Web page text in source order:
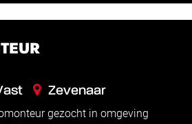
Zevenaar
gezocht in omgeving